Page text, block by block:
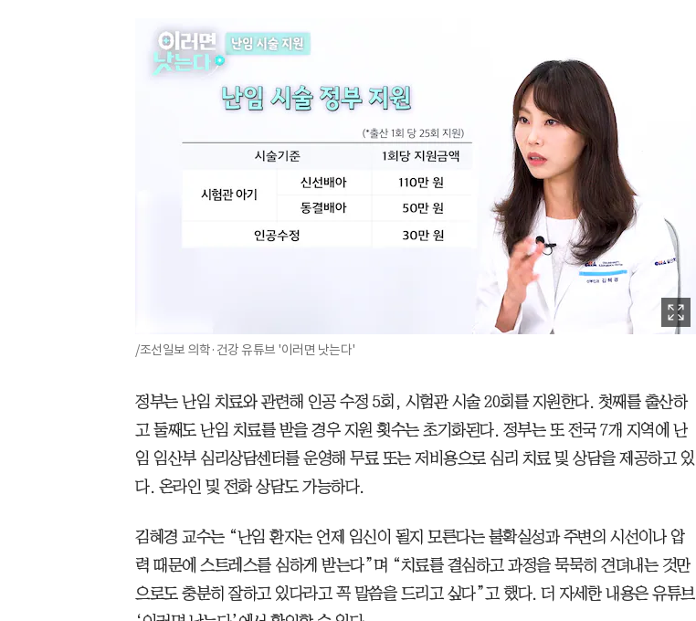
/조선일보 의학·건강 유튜브 '이러면 낫는다'
정부는 난임 치료와 관련해 인공 수정 5회, 시험관 시술 20회를 지원한다. 첫째를 출산하
고 둘째도 난임 치료를 받을 경우 지원 횟수는 초기화된다. 정부는 또 전국 7개 지역에 난
임 임산부 심리상담센터를 운영해 무료 또는 저비용으로 심리 치료 및 상담을 제공하고 있
다. 온라인 및 전화 상담도 가능하다.
김혜경 교수는 “난임 환자는 언제 임신이 될지 모른다는 불확실성과 주변의 시선이나 압
력 때문에 스트레스를 심하게 받는다”며 “치료를 결심하고 과정을 묵묵히 견뎌내는 것만
으로도 충분히 잘하고 있다라고 꼭 말씀을 드리고 싶다”고 했다. 더 자세한 내용은 유튜브